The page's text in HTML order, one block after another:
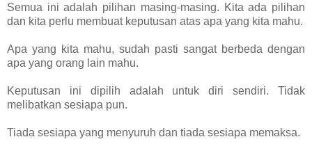
Semua ini adalah pilihan masing-masing. Kita ada pilihan
dan kita perlu membuat keputusan atas apa yang kita mahu.
Apa yang kita mahu, sudah pasti sangat berbeda dengan
apa yang orang lain mahu.
Keputusan ini dipilih adalah untuk diri sendiri. Tidak
melibatkan sesiapa pun.
Tiada sesiapa yang menyuruh dan tiada sesiapa memaksa.